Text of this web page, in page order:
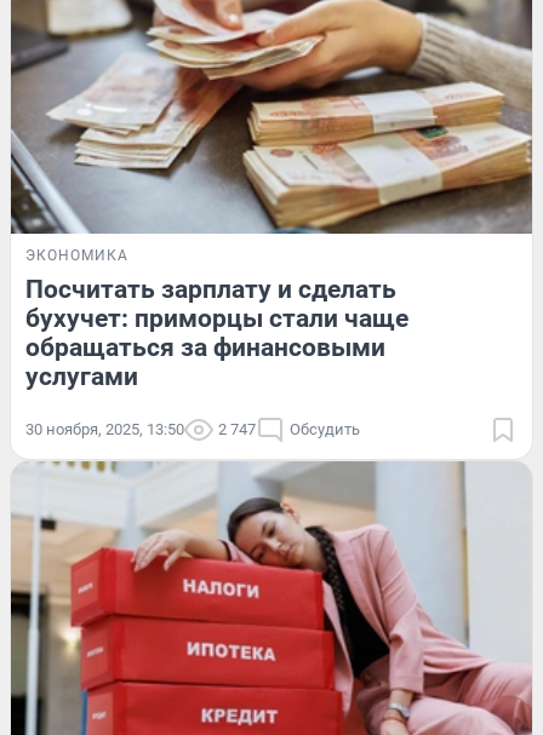
ЭКОНОМИКА
Посчитать зарплату и сделать
бухучет: приморцы стали чаще
обращаться за финансовыми
услугами
30 ноября, 2025, 13:50 2 747 Обсудить